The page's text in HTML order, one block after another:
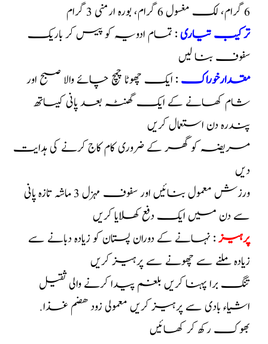
6 گرام، لک مغسول 6 گرام، بورہ ارمنی 3 گرام
ترکیب تیاری: تمام ادویہ کو پیس کر باریک
سفوف بنا لیں
مقدارخوراک: ایک چھوٹا چمچ چائے والا صبح اور
شام کھانے کے ایک گھنٹہ بعد پانی کیساتھ
پندرہ دن استعمال کریں
مریضہ کو گھر کے ضروری کام کاج کرنے کی ہدایت
دیں
ورزش معمول بنائیں اور سفوف مہزل 3 ماشہ تازہ پانی
سے دن میں ایک دفع کھلایا کریں
پرہیز: نہانے کے دوران پستان کو زیادہ دبانے سے
زیادہ ملنے سے چھونے سے پرہیز کریں
تنگ برا پہنا کریں بلغم پیدا کرنے والی ثقیل
اشیاء بادی سے پرہیز کریں معمولی زود ھضم غذا.
بھوک رکھ کر کھائیں